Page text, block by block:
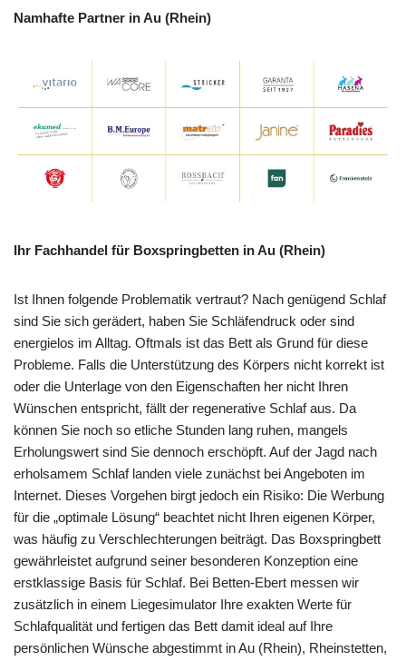
Namhafte Partner in Au (Rhein)
Ihr Fachhandel für Boxspringbetten in Au (Rhein)
Ist Ihnen folgende Problematik vertraut? Nach genügend Schlaf
sind Sie sich gerädert, haben Sie Schläfendruck oder sind
energielos im Alltag. Oftmals ist das Bett als Grund für diese
Probleme. Falls die Unterstützung des Körpers nicht korrekt ist
oder die Unterlage von den Eigenschaften her nicht Ihren
Wünschen entspricht, fällt der regenerative Schlaf aus. Da
können Sie noch so etliche Stunden lang ruhen, mangels
Erholungswert sind Sie dennoch erschöpft. Auf der Jagd nach
erholsamem Schlaf landen viele zunächst bei Angeboten im
Internet. Dieses Vorgehen birgt jedoch ein Risiko: Die Werbung
für die „optimale Lösung“ beachtet nicht Ihren eigenen Körper,
was häufig zu Verschlechterungen beiträgt. Das Boxspringbett
gewährleistet aufgrund seiner besonderen Konzeption eine
erstklassige Basis für Schlaf. Bei Betten-Ebert messen wir
zusätzlich in einem Liegesimulator Ihre exakten Werte für
Schlafqualität und fertigen das Bett damit ideal auf Ihre
persönlichen Wünsche abgestimmt in Au (Rhein), Rheinstetten,